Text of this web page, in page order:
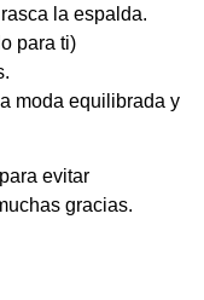
la espalda.
para ti)
moda equilibrada y
evitar
gracias.